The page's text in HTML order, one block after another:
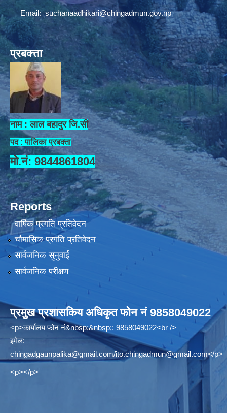
Email:suchanaadhikari@chingadmun.gov.np
प्रबक्त्ता
नाम : लाल बहादुर जि.सी
पद : पालिका प्रबक्ता
मो.नं: 9844861804
Reports
वार्षिक प्रगति प्रतिवेदन
चौमासिक प्रगति प्रतिवेदन
सार्वजनिक सुनुवाई
सार्वजनिक परीक्षण
प्रमुख प्रशासकिय अधिकृत फोन नं 9858049022
<p>कार्यालय फोन नं&nbsp;&nbsp;: 9858049022<br />
इमेल:
chingadgaunpalika@gmail.com/ito.chingadmun@gmail.com</p>
<p></p>